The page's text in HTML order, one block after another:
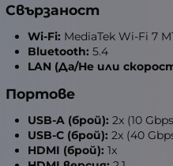
Свързаност
Wi-Fi: MediaTek Wi-Fi 7
Bluetooth: 5.4
LAN (Да/Не или
Портове
USB-A (брой): 2x (10
USB-C (брой): 2x (40
HDMI (брой): 1x